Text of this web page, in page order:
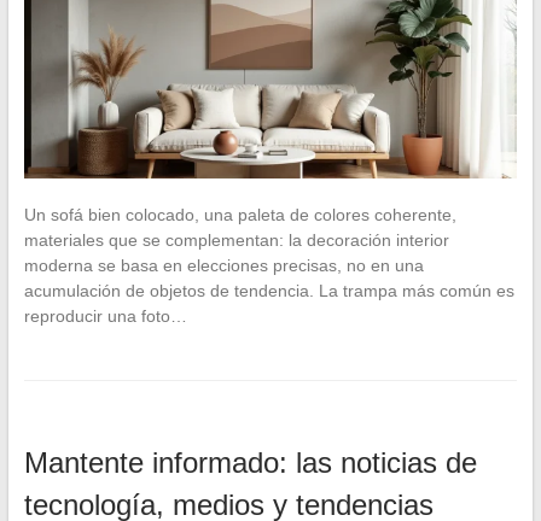
Un sofá bien colocado, una paleta de colores coherente,
materiales que se complementan: la decoración interior
moderna se basa en elecciones precisas, no en una
acumulación de objetos de tendencia. La trampa más común es
reproducir una foto…
Mantente informado: las noticias de
tecnología, medios y tendencias